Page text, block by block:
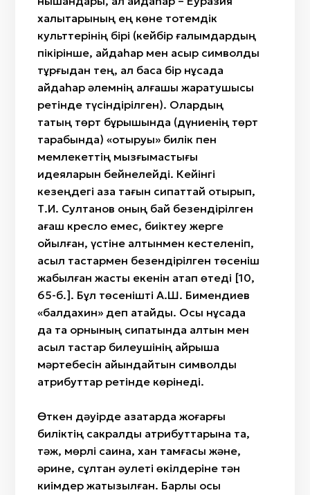
халықтарының ең көне тотемдік
культтерінің бірі (кейбір ғалымдардың
пікірінше, айдаһар мен қасқыр символдық
тұрғыдан тең, ал басқа бір нұсқада
айдаһар әлемнің алғашқы жаратушысы
ретінде түсіндірілген). Олардың
тақтың төрт бұрышында (дүниенің төрт
тарабында) «отыруы» билік пен
мемлекеттің мызғымастығы
идеяларын бейнелейді. Кейінгі
кезеңдегі қазақ тағын сипаттай отырып,
Т.И. Султанов оның бай безендірілген
ағаш кресло емес, биіктеу жерге
қойылған, үстіне алтынмен кестеленіп,
асыл тастармен безендірілген төсеніш
жабылған жастық екенін атап өтеді [10,
65-б.]. Бұл төсенішті А.Ш. Бимендиев
«балдахин» деп атайды. Осы нұсқада
да тақ орнының сипатында алтын мен
асыл тастар билеушінің айрықша
мәртебесін айқындайтын символдық
атрибуттар ретінде көрінеді.
Өткен дәуірде қазақтарда жоғарғы
биліктің сакралды атрибуттарына тақ,
тәж, мөрлі сақина, хан тамғасы және,
әрине, сұлтан әулеті өкілдеріне тән
киімдер жатқызылған. Барлық осы